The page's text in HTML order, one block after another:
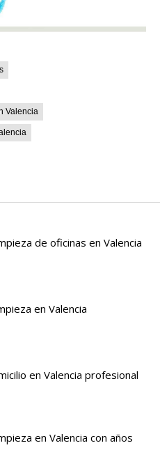
Valencia
de oficinas en Valencia
en Valencia
en Valencia profesional
en Valencia con años